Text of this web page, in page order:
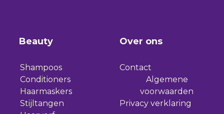
Beauty
Shampoos
Conditioners
Haarmaskers
Stijltangen
Over ons
Contact
Algemene
voorwaarden
Privacy verklaring